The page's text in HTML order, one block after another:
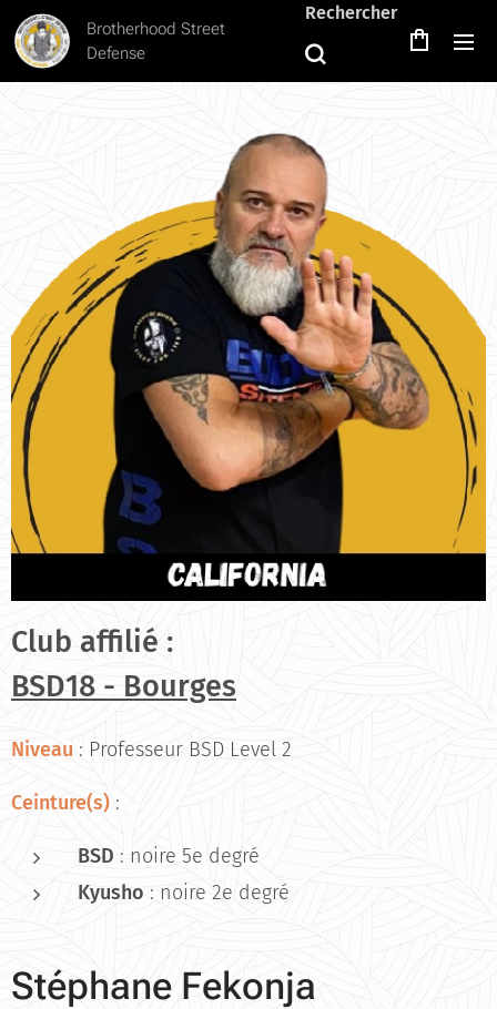
Brotherhood Street
Defense
Rechercher
Club affilié :
BSD18 - Bourges
Niveau : Professeur BSD Level 2
Ceinture(s) :
BSD : noire 5e degré
Kyusho : noire 2e degré
Stéphane Fekonja